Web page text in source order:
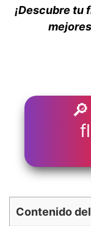
¡Descubre tu
Contenido